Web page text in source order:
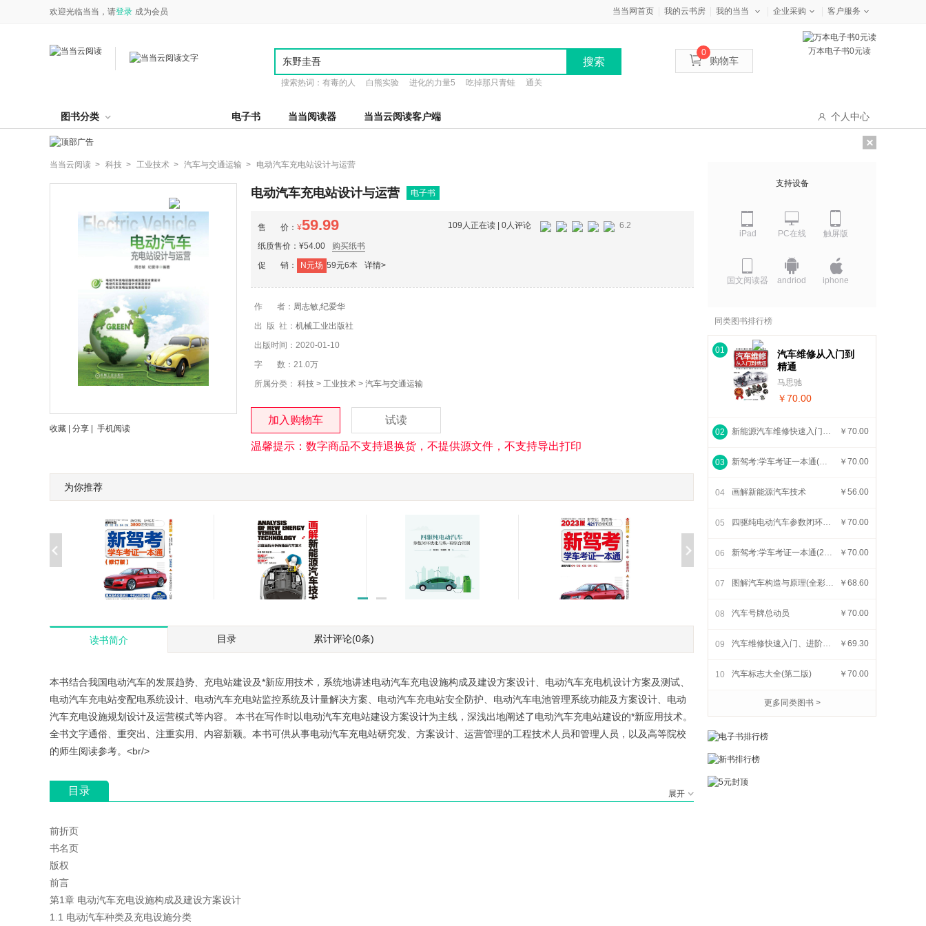
当当网首页 我的云书房 我的当当 企业采购 客户服务
欢迎光临当当，请登录 成为会员
万本电子书0元读
搜索
搜索热词： 有毒的人 白熊实验 进化的力量5 吃掉那只青蛙 通关
购物车
0
图书分类 电子书 当当阅读器 当当云阅读客户端 个人中心
当当云阅读 > 科技 > 工业技术 > 汽车与交通运输 > 电动汽车充电站设计与运营
收藏 分享 手机阅读
电动汽车充电站设计与运营 电子书
售 价： ¥59.99
纸质售价：¥54.00 购买纸书
109人正在读 | 0人评论 6.2
促 销： N元场 59元6本 详情>
作 者： 周志敏,纪爱华
出 版 社： 机械工业出版社
出版时间：2020-01-10
字 数：21.0万
所属分类： 科技 > 工业技术 > 汽车与交通运输
加入购物车 试读
温馨提示：数字商品不支持退换货，不提供源文件，不支持导出打印
为你推荐
新驾考:学车考证一本通
(修订版)
画解新能源汽车技术
(2023版)
视频版)
读书简介 目录 累计评论(0条)
本书结合我国电动汽车的发展趋势、充电站建设及*新应用技术，系统地讲述电动汽车充电设施构成及建设方案设计、电动汽车充电机设计方案及测试、
电动汽车充电站变配电系统设计、电动汽车充电站监控系统及计量解决方案、电动汽车充电站安全防护、电动汽车电池管理系统功能及方案设计、电动
汽车充电设施规划设计及运营模式等内容。 本书在写作时以电动汽车充电站建设方案设计为主线，深浅出地阐述了电动汽车充电站建设的*新应用技术。
全书文字通俗、重突出、注重实用、内容新颖。本书可供从事电动汽车充电站研究发、方案设计、运营管理的工程技术人员和管理人员，以及高等院校
的师生阅读参考。<br/>
目录 展开
前折页
书名页
版权
前言
第1章 电动汽车充电设施构成及建设方案设计
1.1 电动汽车种类及充电设施分类
支持设备
iPad PC在线 触屏版
国文阅读器 andriod iphone
同类图书排行榜
01
汽车维修从入门到
精通
马思驰
￥70.00
02 新能源汽车维修快速入门一本通 ￥70.00
03 新驾考:学车考证一本通(修订版) ￥70.00
04 画解新能源汽车技术 ￥56.00
05 四驱纯电动汽车参数闭环优化与纵-垂综合控制 ￥70.00
06 新驾考:学车考证一本通(2023版) ￥70.00
07 图解汽车构造与原理(全彩视频版) ￥68.60
08 汽车号牌总动员 ￥70.00
09 汽车维修快速入门、进阶与精通(含新能源汽车)(彩色图解+视频讲解) ￥69.30
10 汽车标志大全(第二版) ￥70.00
更多同类图书 >